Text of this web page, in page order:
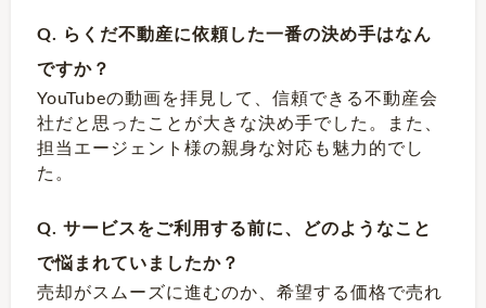
Q. らくだ不動産に依頼した一番の決め手はなん
ですか？
YouTubeの動画を拝見して、信頼できる不動産会
社だと思ったことが大きな決め手でした。また、
担当エージェント様の親身な対応も魅力的でし
た。
Q. サービスをご利用する前に、どのようなこと
で悩まれていましたか？
売却がスムーズに進むのか、希望する価格で売れ